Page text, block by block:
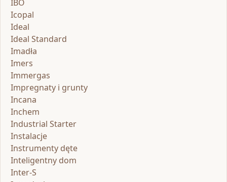
IBO
Icopal
Ideal
Ideal Standard
Imadła
Imers
Immergas
Impregnaty i grunty
Incana
Inchem
Industrial Starter
Instalacje
Instrumenty dęte
Inteligentny dom
Inter-S